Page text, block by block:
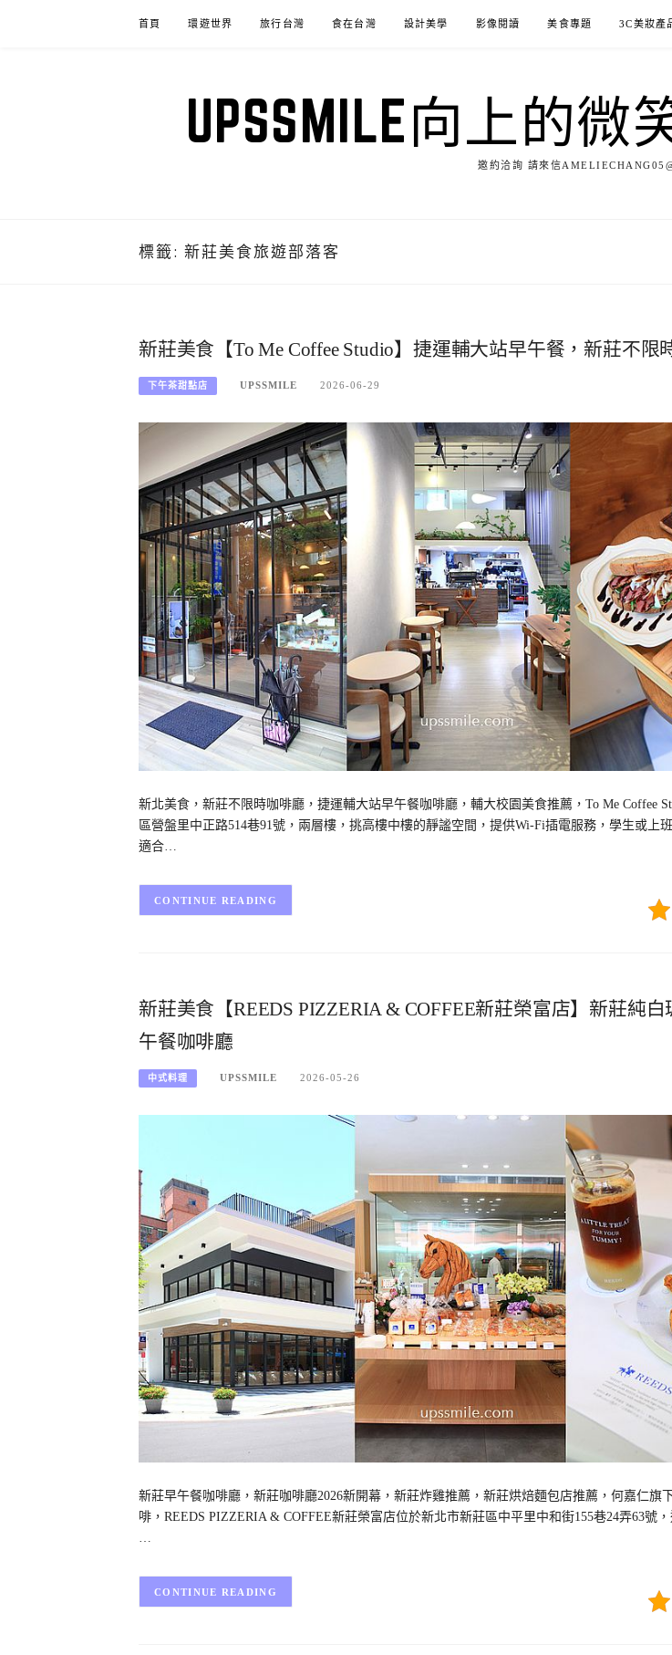
首頁 環遊世界 旅行台灣 食在台灣 設計美學 影像閱讀 美食專題 3C美妝產
UPSSMILE向上的
邀約洽詢 請來信
標籤: 新莊美食旅遊部落客
新莊美食【To Me Coffee Studio】捷運輔大站早午餐，新莊不限
下午茶甜點店 UPSSMILE 2026-06-29
新北美食，新莊不限時咖啡廳，捷運輔大站早午餐咖啡廳，輔大校園美食推薦，To Me Coffee
區營盤里中正路514巷91號，兩層樓，挑高樓中樓的靜謐空間，提供Wi-Fi插電服務，學生或上
適合…
CONTINUE READING
新莊美食【REEDS PIZZERIA & COFFEE新莊榮富店】新莊純
午餐咖啡廳
中式料理 UPSSMILE 2026-05-26
新莊早午餐咖啡廳，新莊咖啡廳2026新開幕，新莊炸雞推薦，新莊烘焙麵包店推薦，何嘉仁旗
啡，REEDS PIZZERIA & COFFEE新莊榮富店位於新北市新莊區中平里中和街155巷24弄63號
…
CONTINUE READING